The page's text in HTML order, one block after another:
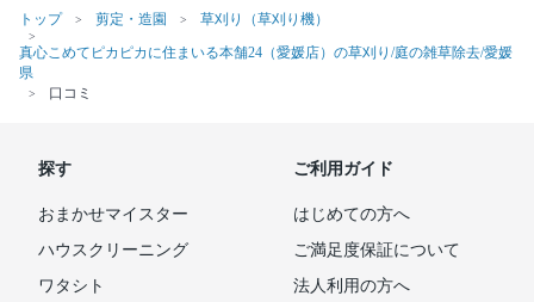
トップ 剪定・造園
草刈り（草刈り機）
真心こめてピカピカに住まいる本舗24（愛媛店）の草刈り/庭の雑草除去/愛媛
県
口コミ
探す
おまかせマイスター
ハウスクリーニング
ワタシト
ご利用ガイド
はじめての方へ
ご満足度保証について
法人利用の方へ